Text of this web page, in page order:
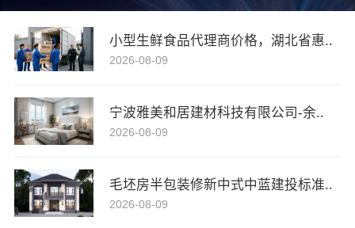
小型生鲜食品代理商价格，湖北省惠..
2026-08-09
宁波雅美和居建材科技有限公司-余..
2026-08-09
毛坯房半包装修新中式中蓝建投标准..
2026-08-09